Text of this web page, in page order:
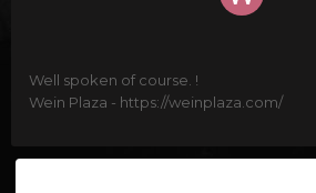
Well spoken of course. !
Wein Plaza - https://weinplaza.com/